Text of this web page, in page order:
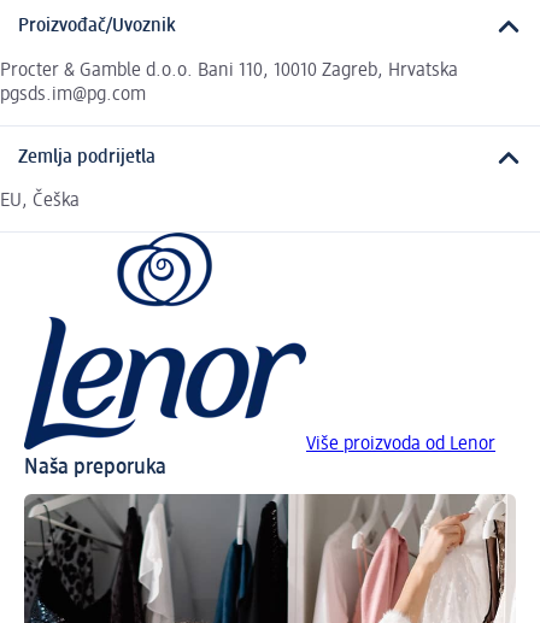
Proizvođač/Uvoznik
Procter & Gamble d.o.o. Bani 110, 10010 Zagreb, Hrvatska
pgsds.im@pg.com
Zemlja podrijetla
EU, Češka
Više proizvoda od Lenor
Naša preporuka